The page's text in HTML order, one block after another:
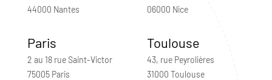
44000 Nantes
06000 Nice
Paris
2 au 18 rue Saint-Victor
75005 Paris
Toulouse
43, rue Peyrolières
31000 Toulouse